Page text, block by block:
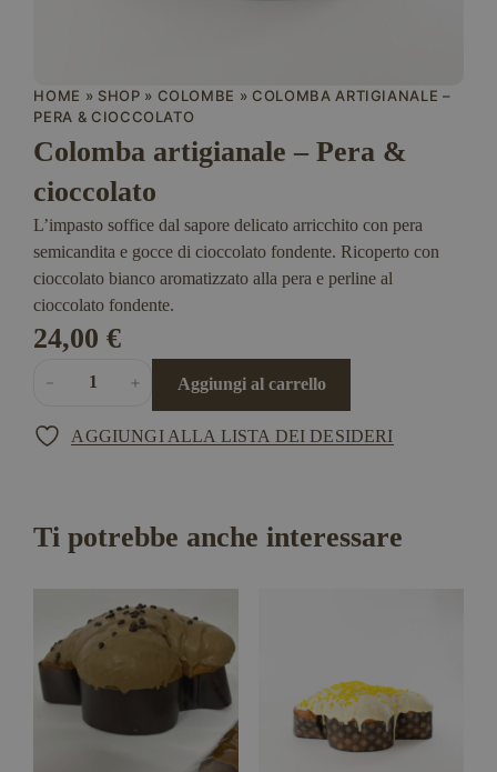
HOME » SHOP » COLOMBE »COLOMBA ARTIGIANALE –
PERA & CIOCCOLATO
Colomba artigianale – Pera &
cioccolato
L’impasto soffice dal sapore delicato arricchito con pera
semicandita e gocce di cioccolato fondente. Ricoperto con
cioccolato bianco aromatizzato alla pera e perline al
cioccolato fondente.
24,00€
-
Pera
quantità
－ ＋ Aggiungi al carrello
AGGIUNGI ALLA LISTA DEI DESIDERI
Ti potrebbe anche interessare